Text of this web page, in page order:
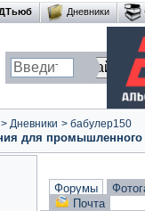
Дневники
> Дневники > бабулер150
для промышленного
Форумы
Почта